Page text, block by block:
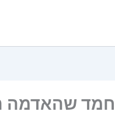
שהאדמה